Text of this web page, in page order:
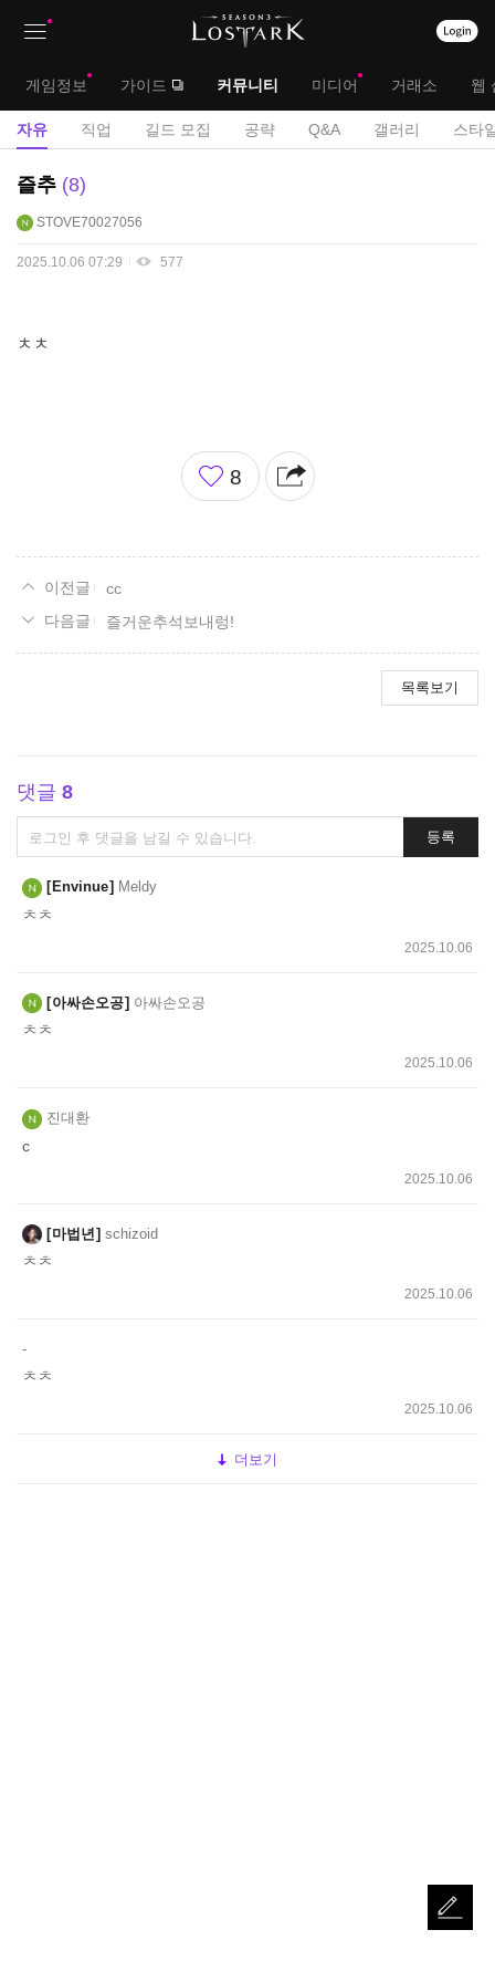
대
메
게임정보 가이드 커뮤니티 미디어 거래소 웹
서
자유 직업 길드 모집 공략 Q&A 갤러리 스타
자
게
즐추 8
STOVE70027056
2025.10.06 07:29 577
ㅊㅊ
좋
아
8
cc
즐거운추석보내렁!
목록보기
댓글 8
댓
글
쓰
기
등록
Envinue Meldy
ㅊㅊ
2025.10.06
아싸손오공 아싸손오공
ㅊㅊ
2025.10.06
진대환
c
2025.10.06
마법년 schizoid
ㅊㅊ
2025.10.06
-
ㅊㅊ
2025.10.06
더보기